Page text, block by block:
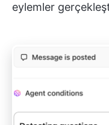
eylemler